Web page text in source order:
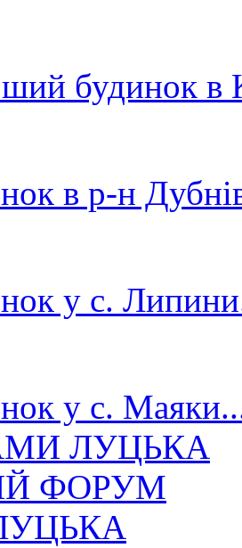
будинок в
в р-н
у с.
у с.
ЛУЦЬКА
ФОРУМ